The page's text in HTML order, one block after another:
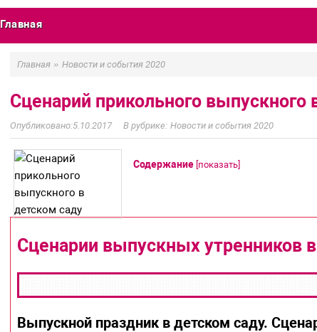
Главная
Главная » Новости и события 2020
Сценарий прикольного выпускного
5.10.2017 Новости и события 2020
Содержание [показать]
Сценарии выпускных утренников
Выпускной праздник в детском саду.